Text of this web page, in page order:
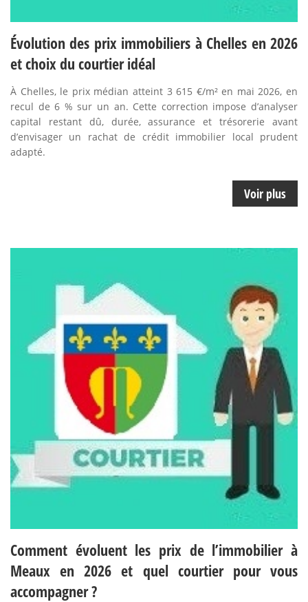
Évolution des prix immobiliers à Chelles en 2026
et choix du courtier idéal
À Chelles, le prix médian atteint 3 615 €/m² en mai 2026, en
recul de 6 % sur un an. Cette correction impose d’analyser
capital restant dû, durée, assurance et trésorerie avant
d’envisager un rachat de crédit immobilier local prudent
adapté.
Voir plus
Comment évoluent les prix de l’immobilier à
Meaux en 2026 et quel courtier pour vous
accompagner ?